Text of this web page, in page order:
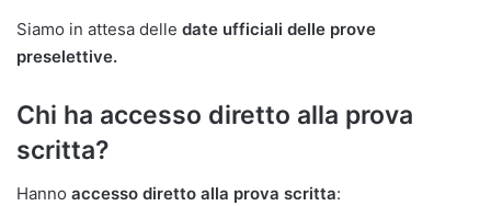
Siamo in attesa delle date ufficiali delle prove
preselettive.
Chi ha accesso diretto alla prova
scritta?
Hanno accesso diretto alla prova scritta: